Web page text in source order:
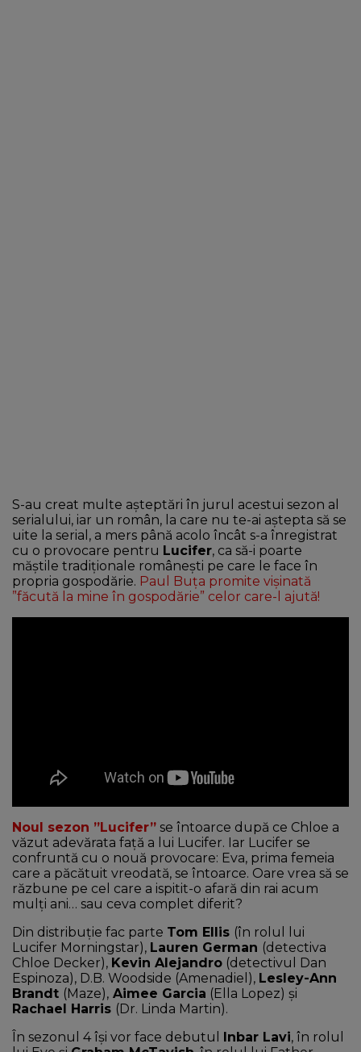
S-au creat multe așteptări în jurul acestui sezon al
serialului, iar un român, la care nu te-ai aștepta să se
uite la serial, a mers până acolo încât s-a înregistrat
cu o provocare pentru Lucifer, ca să-i poarte
măștile tradiționale românești pe care le face în
propria gospodărie. Paul Buța promite vișinată
”făcută la mine în gospodărie” celor care-l ajută!
Noul sezon ”Lucifer” se întoarce după ce Chloe a
văzut adevărata față a lui Lucifer. Iar Lucifer se
confruntă cu o nouă provocare: Eva, prima femeia
care a păcătuit vreodată, se întoarce. Oare vrea să se
răzbune pe cel care a ispitit-o afară din rai acum
mulți ani… sau ceva complet diferit?
Din distribuție fac parte Tom Ellis (în rolul lui
Lucifer Morningstar), Lauren German (detectiva
Chloe Decker), Kevin Alejandro (detectivul Dan
Espinoza), D.B. Woodside (Amenadiel), Lesley-Ann
Brandt (Maze), Aimee Garcia (Ella Lopez) și
Rachael Harris (Dr. Linda Martin).
În sezonul 4 își vor face debutul
Inbar Lavi, în rolul